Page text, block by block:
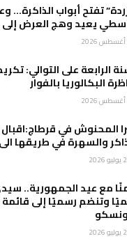
تفتح أبواب الذاكرة…
يعيد وهج العرض
الرابعة على التوالي:
البكالوريا بالفوار
المحنوش في
والسهرة في طريقها
مع عيد الجمهورية..
وتنضم رسميًا إلى قائمة